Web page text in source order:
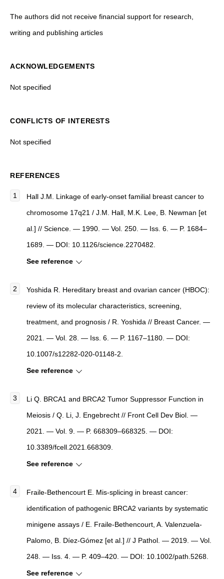
The authors did not receive financial support for research,
writing and publishing articles
ACKNOWLEDGEMENTS
Not specified
CONFLICTS OF INTERESTS
Not specified
REFERENCES
Hall J.M. Linkage of early-onset familial breast cancer to
chromosome 17q21 / J.M. Hall, M.K. Lee, B. Newman [et
al.] // Science. — 1990. — Vol. 250. — Iss. 6. — P. 1684–
1689. — DOI: 10.1126/science.2270482.
See reference
Yoshida R. Hereditary breast and ovarian cancer (HBOC):
review of its molecular characteristics, screening,
treatment, and prognosis / R. Yoshida // Breast Cancer. —
2021. — Vol. 28. — Iss. 6. — P. 1167–1180. — DOI:
10.1007/s12282-020-01148-2.
See reference
Li Q. BRCA1 and BRCA2 Tumor Suppressor Function in
Meiosis / Q. Li, J. Engebrecht // Front Cell Dev Biol. —
2021. — Vol. 9. — P. 668309–668325. — DOI:
10.3389/fcell.2021.668309.
See reference
Fraile-Bethencourt E. Mis-splicing in breast cancer:
identification of pathogenic BRCA2 variants by systematic
minigene assays / E. Fraile-Bethencourt, A. Valenzuela-
Palomo, B. Díez-Gómez [et al.] // J Pathol. — 2019. — Vol.
248. — Iss. 4. — P. 409–420. — DOI: 10.1002/path.5268.
See reference